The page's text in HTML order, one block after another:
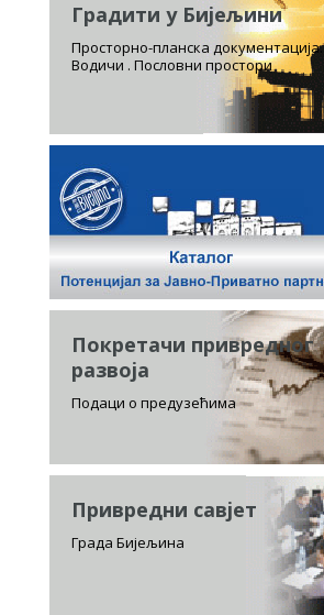
Градити у Бијељини
Просторно-планска документација.
Водичи . Пословни простори
Покретачи привредног
развоја
Подаци о предузећима
Привредни савјет
Града Бијељина